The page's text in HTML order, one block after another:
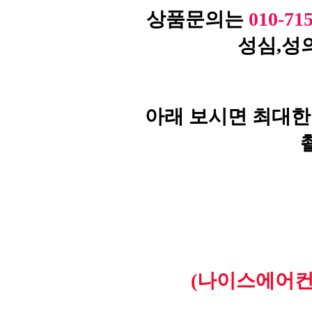
상품문의는 010-
성심,성
아래 보시면 최대
(나이스에어